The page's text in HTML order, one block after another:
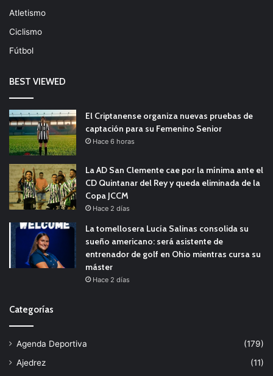
Atletismo
Ciclismo
Fútbol
BEST VIEWED
El Criptanense organiza nuevas pruebas de
captación para su Femenino Senior
Hace 6 horas
La AD San Clemente cae por la mínima ante el
CD Quintanar del Rey y queda eliminada de la
Copa JCCM
Hace 2 días
La tomellosera Lucía Salinas consolida su
sueño americano: será asistente de
entrenador de golf en Ohio mientras cursa su
máster
Hace 2 días
Categorías
Agenda Deportiva
(179)
Ajedrez
(11)